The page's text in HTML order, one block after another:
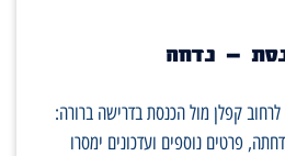
– נדחה
בשעה 19:00 באים לרחוב קפלן מול הכנסת בדרישה ברורה:
פרטים נוספים ועדכונים ימסרו